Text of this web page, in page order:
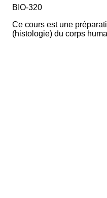
BIO-320
Ce cours est une
(histologie) du corps